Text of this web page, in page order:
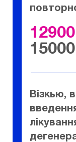
15000
12900
Візкью,